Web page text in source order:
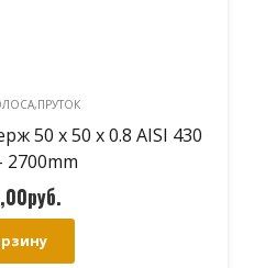
50 х 50 х 0.8 AISI 430
2700mm
руб.